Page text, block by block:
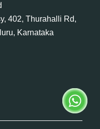
402, Thurahalli Rd,
Karnataka